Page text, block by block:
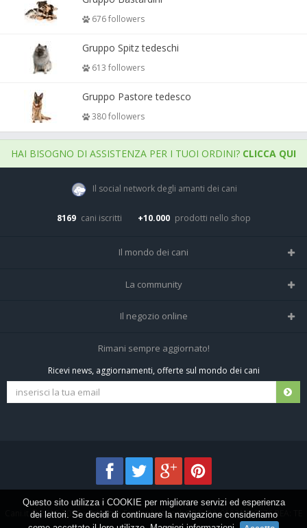
676 followers
Gruppo Spitz tedeschi
613 followers
Gruppo Pastore tedesco
380 followers
HAI BISOGNO DI ASSISTENZA PER I TUOI ORDINI? CLICCA QUI
Il social network degli amanti dei cani
8169 cani iscritti +10.000 prodotti nello shop
Il mondo dei cani
Tutte le razze
La community
Home
Tutti i cani iscritti
Il negozio online
Negozio per cani
Spedizioni e resi
Rimani sempre aggiornato!
Ricevi news, aggiornamenti, offerte sul mondo dei cani
Cani.it © 2013-2026 •Privacy•Frezza Network S.R.L. P.I. 01821400676 REA: TE
Questo sito utilizza i COOKIE per migliorare servizi ed esperienza
dei lettori. Se decidi di continuare la navigazione consideriamo